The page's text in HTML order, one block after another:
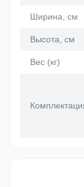
Ширина, см
Высота, см
Вес (кг)